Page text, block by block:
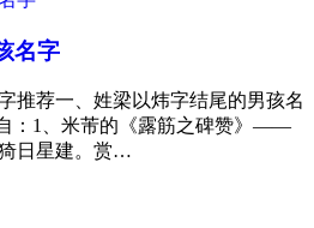
名字
推荐一、姓梁以炜字结尾的男孩名
：1、米芾的《露筋之碑赞》——
日星建。赏…